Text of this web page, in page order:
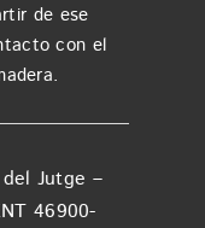
de ese
con el
Jutge –
46900-